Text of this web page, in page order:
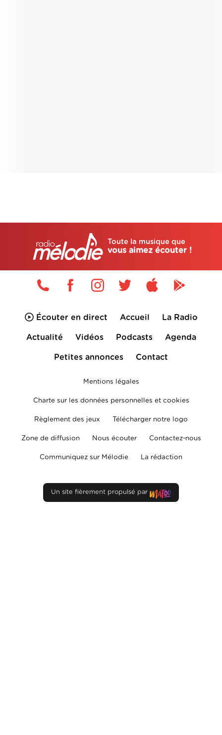
Toute la musique que
vous aimez écouter !
Écouter en direct Accueil La Radio
Actualité Vidéos Podcasts Agenda
Petites annonces Contact
Mentions légales
Charte sur les données personnelles et cookies
Règlement des jeux Télécharger notre logo
Zone de diffusion Nous écouter Contactez-nous
Communiquez sur Mélodie La rédaction
Un site fièrement propulsé par